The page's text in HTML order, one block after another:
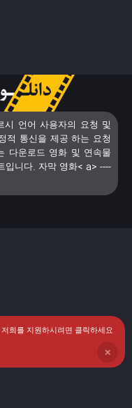
시 언어 사용자의 요청 및
적 통신을 제공 하는 요청
다운로드 영화 및 연속물
입니다. 자막 영화< a> ----
저희를 지원하시려면 클릭하세요
❌